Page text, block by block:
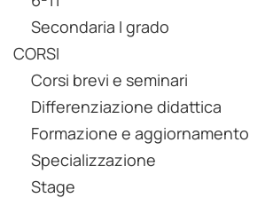
Secondaria I grado
CORSI
Corsi brevi e seminari
Differenziazione didattica
Formazione e aggiornamento
Specializzazione
Stage